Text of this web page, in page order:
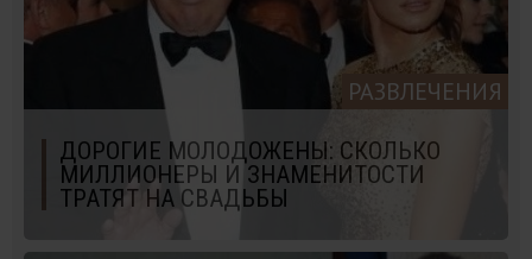
РАЗВЛЕЧЕНИЯ
ДОРОГИЕ МОЛОДОЖЕНЫ: СКОЛЬКО
МИЛЛИОНЕРЫ И ЗНАМЕНИТОСТИ
ТРАТЯТ НА СВАДЬБЫ